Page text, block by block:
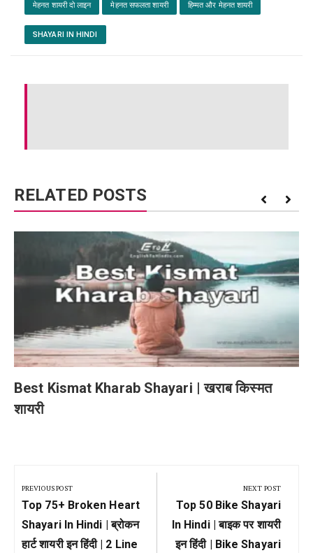
मेहनत शायरी दो लाइन मेहनत सफलता शायरी हिम्मत और मेहनत शायरी
SHAYARI IN HINDI
RELATED POSTS
Best Kismat Kharab Shayari | खराब किस्मत
शायरी
navigation
PREVIOUS POST
Previous
Post:
Top 75+ Broken Heart
Shayari In Hindi | ब्रोकन
हार्ट शायरी इन हिंदी | 2 Line
NEXT POST
Next
Post:
Top 50 Bike Shayari
In Hindi | बाइक पर शायरी
इन हिंदी | Bike Shayari